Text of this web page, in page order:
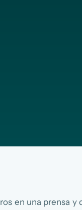
en una prensa y